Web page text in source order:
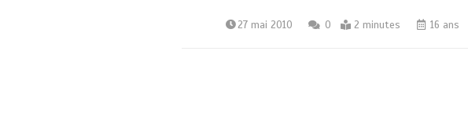
27 mai 2010 0 2 minutes 16 ans